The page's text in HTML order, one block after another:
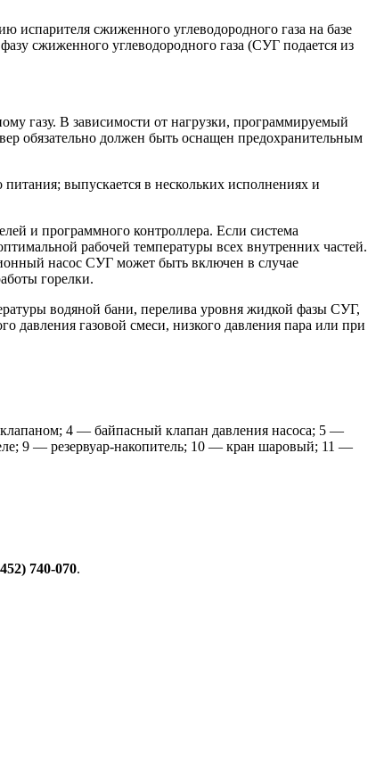
испарителя сжиженного углеводородного газа на базе
сжиженного углеводородного газа (СУГ подается из
газу. В зависимости от нагрузки, программируемый
обязательно должен быть оснащен предохранительным
выпускается в нескольких исполнениях и
и программного контроллера. Если система
рабочей температуры всех внутренних частей.
насос СУГ может быть включен в случае
горелки.
водяной бани, перелива уровня жидкой фазы СУГ,
давления газовой смеси, низкого давления пара или при
4 — байпасный клапан давления насоса; 5 —
9 — резервуар-накопитель; 10 — кран шаровый; 11 —
740-070.